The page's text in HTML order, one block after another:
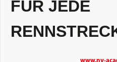
FÜR JEDE
www.nv-